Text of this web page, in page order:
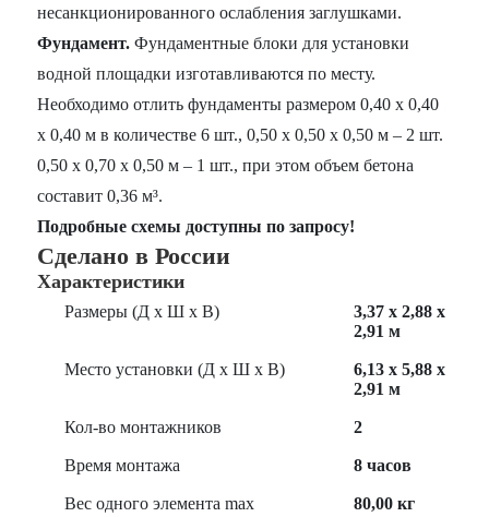
несанкционированного ослабления заглушками.
Фундамент. Фундаментные блоки для установки
водной площадки изготавливаются по месту.
Необходимо отлить фундаменты размером 0,40 х 0,40
х 0,40 м в количестве 6 шт., 0,50 х 0,50 х 0,50 м – 2 шт.
0,50 х 0,70 х 0,50 м – 1 шт., при этом объем бетона
составит 0,36 м³.
Подробные схемы доступны по запросу!
Сделано в России
Характеристики
Размеры (Д х Ш х В)
3,37 х 2,88 х
2,91 м
Место установки (Д х Ш х В)
6,13 х 5,88 х
2,91 м
Кол-во монтажников 2
Время монтажа 8 часов
Вес одного элемента max 80,00 кг